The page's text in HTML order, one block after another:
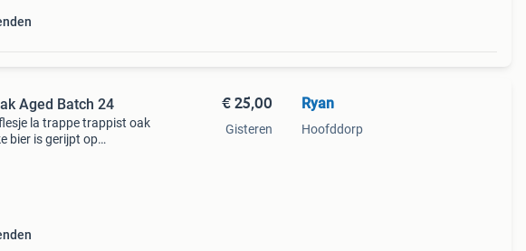
Aged Batch 24
la trappe trappist oak
bier is gerijpt op
€ 25,00
Gisteren
Ryan
Hoofddorp